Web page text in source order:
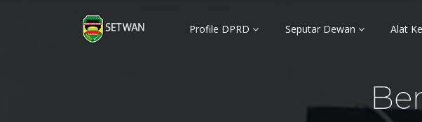
Profile DPRD Seputar Dewan Alat